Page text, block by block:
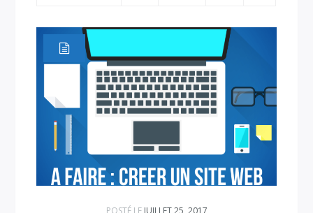
POSTÉ LE JUILLET 25, 2017